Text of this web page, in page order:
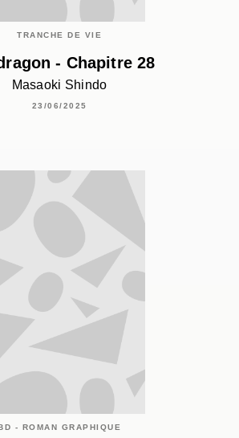
TRANCHE DE VIE
- Chapitre 28
Masaoki Shindo
23/06/2025
- ROMAN GRAPHIQUE